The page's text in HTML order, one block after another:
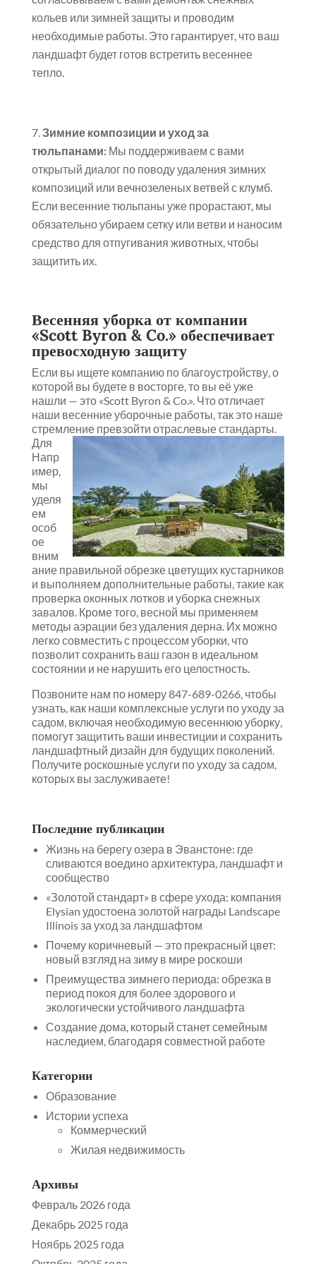
кольев или зимней защиты и проводим
необходимые работы. Это гарантирует, что ваш
ландшафт будет готов встретить весеннее
тепло.
Зимние композиции и уход за
тюльпанами:Мы поддерживаем с вами
открытый диалог по поводу удаления зимних
композиций или вечнозеленых ветвей с клумб.
Если весенние тюльпаны уже прорастают, мы
обязательно убираем сетку или ветви и наносим
средство для отпугивания животных, чтобы
защитить их.
Весенняя уборка от компании
«Scott Byron & Co.» обеспечивает
превосходную защиту
Если вы ищете компанию по благоустройству, о
которой вы будете в восторге, то вы её уже
нашли — это «Scott Byron & Co.». Что отличает
наши весенние уборочные работы, так это наше
стремление превзойти отраслевые стандарты.
Для
Напр
имер,
мы
уделя
ем
особ
ое
вним
ание правильной обрезке цветущих кустарников
и выполняем дополнительные работы, такие как
проверка оконных лотков и уборка снежных
завалов. Кроме того, весной мы применяем
методы аэрации без удаления дерна. Их можно
легко совместить с процессом уборки, что
позволит сохранить ваш газон в идеальном
состоянии и не нарушить его целостность.
Позвоните нам по номеру 847-689-0266, чтобы
узнать, как наши комплексные услуги по уходу за
садом, включая необходимую весеннюю уборку,
помогут защитить ваши инвестиции и сохранить
ландшафтный дизайн для будущих поколений.
Получите роскошные услуги по уходу за садом,
которых вы заслуживаете!
Последние публикации
Жизнь на берегу озера в Эванстоне: где
сливаются воедино архитектура, ландшафт и
сообщество
«Золотой стандарт» в сфере ухода: компания
Elysian удостоена золотой награды Landscape
Illinois за уход за ландшафтом
Почему коричневый — это прекрасный цвет:
новый взгляд на зиму в мире роскоши
Преимущества зимнего периода: обрезка в
период покоя для более здорового и
экологически устойчивого ландшафта
Создание дома, который станет семейным
наследием, благодаря совместной работе
Категории
Образование
Истории успеха
Коммерческий
Жилая недвижимость
Архивы
Февраль 2026 года
Декабрь 2025 года
Ноябрь 2025 года